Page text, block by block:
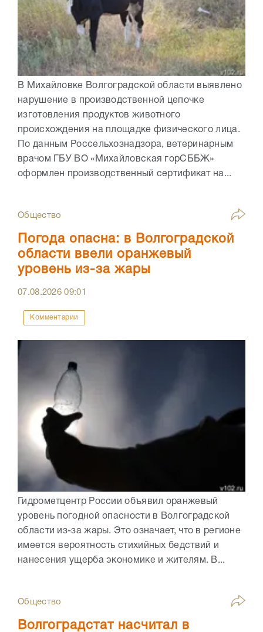
В Михайловке Волгоградской области выявлено
нарушение в производственной цепочке
изготовления продуктов животного
происхождения на площадке физического лица.
По данным Россельхознадзора, ветеринарным
врачом ГБУ ВО «Михайловская горСББЖ»
оформлен производственный сертификат на...
Общество
Погода опасна: в Волгоградской
области ввели оранжевый
уровень из-за жары
07.08.202609:01
Комментарии
Гидрометцентр России объявил оранжевый
уровень погодной опасности в Волгоградской
области из-за жары. Это означает, что в регионе
имеется вероятность стихийных бедствий и
нанесения ущерба экономике и жителям. В...
Общество
Волгоградстат насчитал в